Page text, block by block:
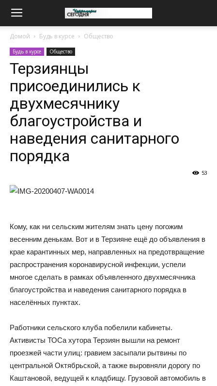
Домой Будь в курсе Общество
Будь в курсе Общество
Терзиянцы
присоединились к
двухмесячнику
благоустройства и
наведения санитарного
порядка
53
Кому, как ни сельским жителям знать цену погожим
весенним денькам. Вот и в Терзияне ещё до объявления в
крае карантинных мер, направленных на предотвращение
распространения коронавирусной инфекции, успели
многое сделать в рамках объявленного двухмесячника
благоустройства и наведения санитарного порядка в
населённых пунктах.
Работники сельского клуба побелили кабинеты.
Активисты ТОСа хутора Терзиян вышли на ремонт
проезжей части улиц: гравием засыпали рытвины по
центральной Октябрьской, а также выровняли дорогу по
Каштановой, ведущей к кладбищу. Грузовой автомобиль в